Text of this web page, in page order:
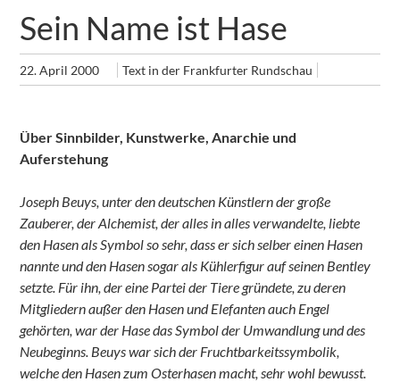
Sein Name ist Hase
22. April 2000 Text in der Frankfurter Rundschau
Über Sinnbilder, Kunstwerke, Anarchie und
Auferstehung
Joseph Beuys, unter den deutschen Künstlern der große
Zauberer, der Alchemist, der alles in alles verwandelte, liebte
den Hasen als Symbol so sehr, dass er sich selber einen Hasen
nannte und den Hasen sogar als Kühlerfigur auf seinen Bentley
setzte. Für ihn, der eine Partei der Tiere gründete, zu deren
Mitgliedern außer den Hasen und Elefanten auch Engel
gehörten, war der Hase das Symbol der Umwandlung und des
Neubeginns. Beuys war sich der Fruchtbarkeitssymbolik,
welche den Hasen zum Osterhasen macht, sehr wohl bewusst.